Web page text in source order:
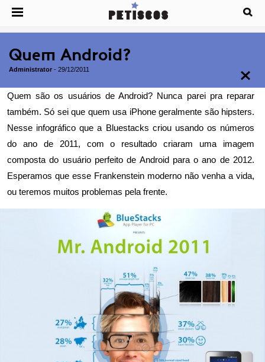
Quem Android?
Administrator - 29/12/2011
Quem são os usuários de Android? Nunca parei pra reparar
também. Só sei que quem usa iPhone geralmente são hipsters.
Nesse infográfico que a Bluestacks criou usando os números
do ano de 2011, com o resultado criaram uma imagem
composta do usuário perfeito de Android para o ano de 2012.
Esperamos que esse Frankenstein moderno não venha a vida,
ou teremos muitos problemas pela frente.